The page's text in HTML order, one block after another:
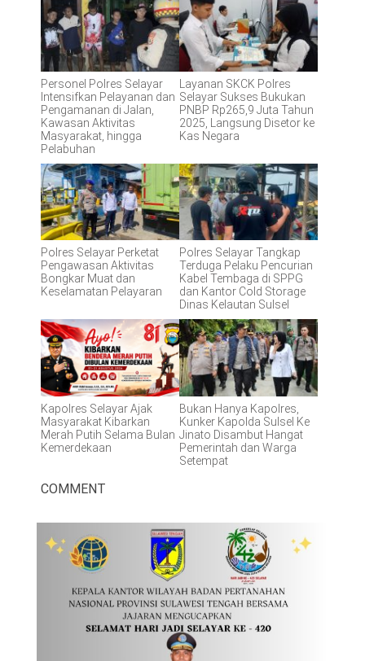
Personel Polres Selayar
Intensifkan Pelayanan dan
Pengamanan di Jalan,
Kawasan Aktivitas
Masyarakat, hingga
Pelabuhan
Layanan SKCK Polres
Selayar Sukses Bukukan
PNBP Rp265,9 Juta Tahun
2025, Langsung Disetor ke
Kas Negara
Polres Selayar Perketat
Pengawasan Aktivitas
Bongkar Muat dan
Keselamatan Pelayaran
Polres Selayar Tangkap
Terduga Pelaku Pencurian
Kabel Tembaga di SPPG
dan Kantor Cold Storage
Dinas Kelautan Sulsel
Kapolres Selayar Ajak
Masyarakat Kibarkan
Merah Putih Selama Bulan
Kemerdekaan
Bukan Hanya Kapolres,
Kunker Kapolda Sulsel Ke
Jinato Disambut Hangat
Pemerintah dan Warga
Setempat
COMMENT